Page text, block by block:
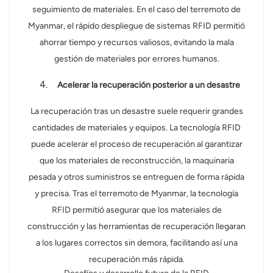
seguimiento de materiales. En el caso del terremoto de
Myanmar, el rápido despliegue de sistemas RFID permitió
ahorrar tiempo y recursos valiosos, evitando la mala
gestión de materiales por errores humanos.
Acelerar la recuperación posterior a un desastre
La recuperación tras un desastre suele requerir grandes
cantidades de materiales y equipos. La tecnología RFID
puede acelerar el proceso de recuperación al garantizar
que los materiales de reconstrucción, la maquinaria
pesada y otros suministros se entreguen de forma rápida
y precisa. Tras el terremoto de Myanmar, la tecnología
RFID permitió asegurar que los materiales de
construcción y las herramientas de recuperación llegaran
a los lugares correctos sin demora, facilitando así una
recuperación más rápida.